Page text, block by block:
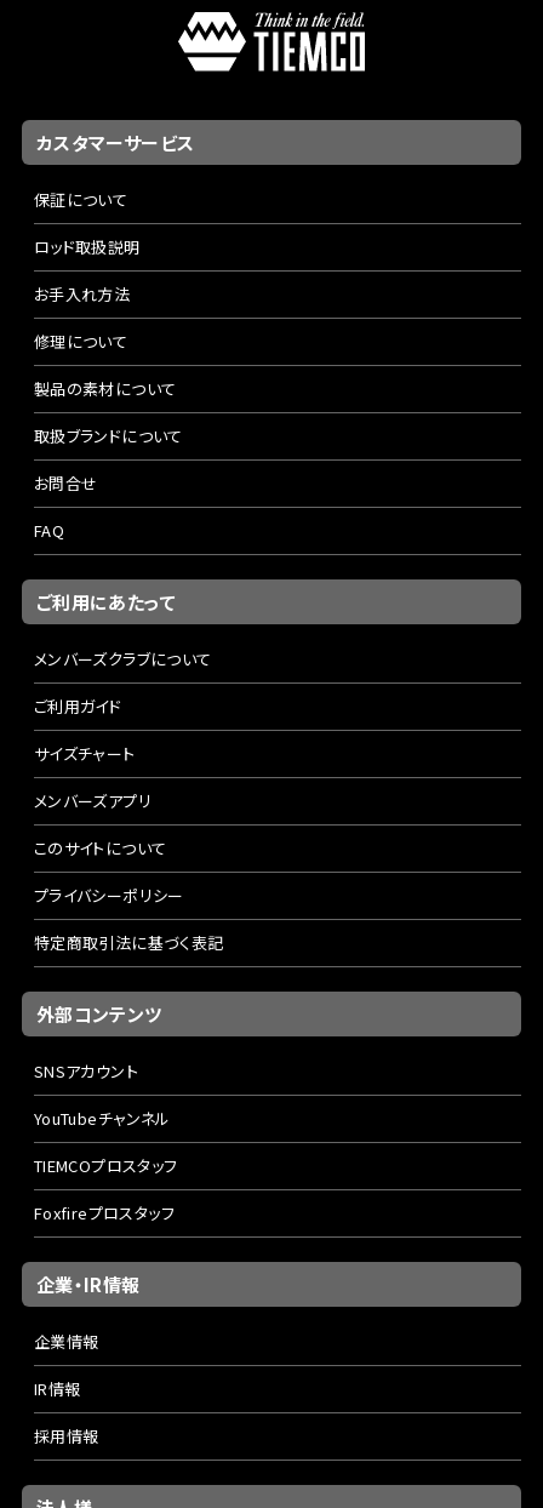
カスタマーサービス
保証について
ロッド取扱説明
お手入れ方法
修理について
製品の素材について
取扱ブランドについて
お問合せ
FAQ
ご利用にあたって
メンバーズクラブについて
ご利用ガイド
サイズチャート
メンバーズアプリ
このサイトについて
プライバシーポリシー
特定商取引法に基づく表記
外部コンテンツ
SNSアカウント
YouTubeチャンネル
TIEMCOプロスタッフ
Foxfireプロスタッフ
企業・IR情報
企業情報
IR情報
採用情報